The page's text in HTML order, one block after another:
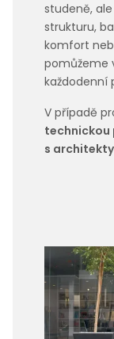
studeně,
strukturu,
komfort
pomůžeme
každodenní
V případě
technickou
s